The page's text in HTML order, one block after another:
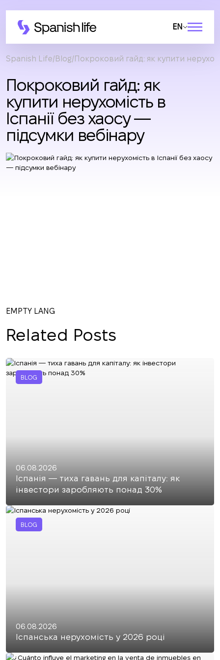
EN
Spanish Life Blog Покроковий гайд: як купити
Покроковий гайд: як
купити нерухомість в
Іспанії без хаосу —
підсумки вебінару
EMPTY LANG
Related Posts
BLOG
06.08.2026
Іспанія — тиха гавань для капіталу: як
інвестори заробляють понад 30%
BLOG
06.08.2026
Іспанська нерухомість у 2026 році